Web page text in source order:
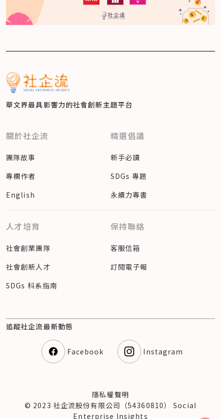
華文界最具影響力的社會創新主題平台
關於社企流
團隊故事
專欄作者
English
精選倡議
新手必讀
SDGs 專題
永續力專書
人才培育
社會創業團隊
社會創新人才
SDGs 科系指南
保持聯絡
客服信箱
訂閱電子報
追蹤社企流最新動態
Facebook Instagram
隱私權聲明
© 2023 社企流股份有限公司（54360810） Social
Enterprise Insights